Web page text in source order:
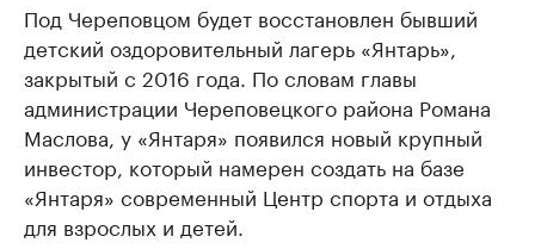
Под Череповцом будет восстановлен бывший
детский оздоровительный лагерь «Янтарь»,
закрытый с 2016 года. По словам главы
администрации Череповецкого района Романа
Маслова, у «Янтаря» появился новый крупный
инвестор, который намерен создать на базе
«Янтаря» современный Центр спорта и отдыха
для взрослых и детей.